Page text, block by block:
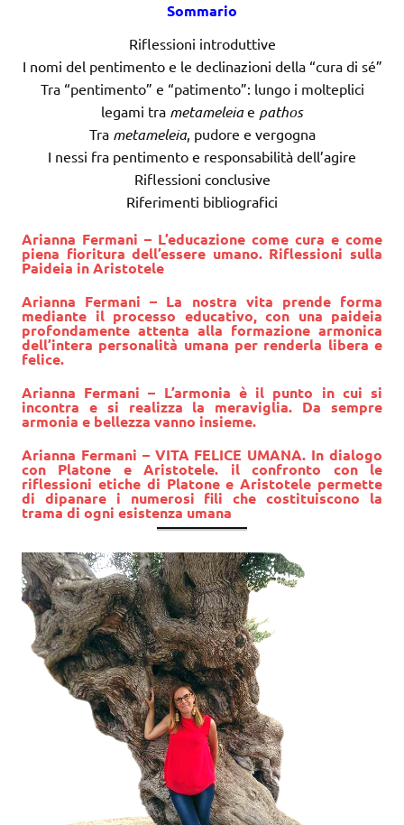
Sommario
Riflessioni introduttive
I nomi del pentimento e le declinazioni della “cura di sé”
Tra “pentimento” e “patimento”: lungo i molteplici
legami tra metameleiae pathos
Tra metameleia, pudore e vergogna
I nessi fra pentimento e responsabilità dell’agire
Riflessioni conclusive
Riferimenti bibliografici
Arianna Fermani – L’educazione come cura e come
piena fioritura dell’essere umano. Riflessioni sulla
Paideia in Aristotele
Arianna Fermani – La nostra vita prende forma
mediante il processo educativo, con una paideia
profondamente attenta alla formazione armonica
dell’intera personalità umana per renderla libera e
felice.
Arianna Fermani – L’armonia è il punto in cui si
incontra e si realizza la meraviglia. Da sempre
armonia e bellezza vanno insieme.
Arianna Fermani – VITA FELICE UMANA. In dialogo
con Platone e Aristotele. il confronto con le
riflessioni etiche di Platone e Aristotele permette
di dipanare i numerosi fili che costituiscono la
trama di ogni esistenza umana